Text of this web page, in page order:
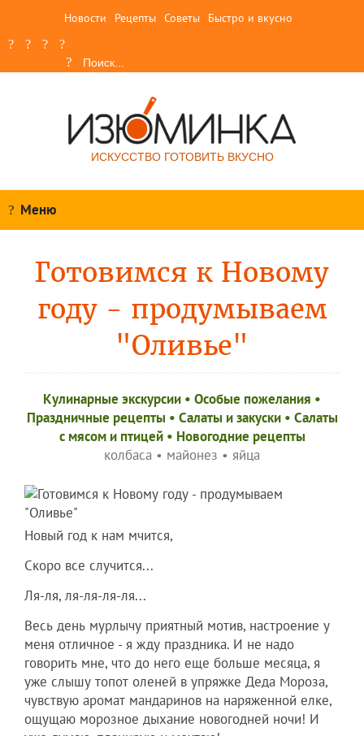
Новости Рецепты Советы Быстро и вкусно
ИСКУССТВО ГОТОВИТЬ ВКУСНО
Меню
Готовимся к Новому
году - продумываем
"Оливье"
Кулинарные экскурсии • Особые пожелания •
Праздничные рецепты • Салаты и закуски• Салаты
с мясом и птицей• Новогодние рецепты
колбаса • майонез • яйца
Новый год к нам мчится,
Скоро все случится...
Ля-ля, ля-ля-ля-ля...
Весь день мурлычу приятный мотив, настроение у
меня отличное - я жду праздника. И не надо
говорить мне, что до него еще больше месяца, я
уже слышу топот оленей в упряжке Деда Мороза,
чувствую аромат мандаринов на наряженной елке,
ощущаю морозное дыхание новогодней ночи! И